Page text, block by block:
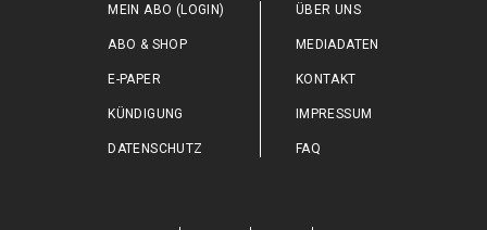
MEIN ABO (LOGIN)
ABO & SHOP
E-PAPER
KÜNDIGUNG
DATENSCHUTZ
ÜBER UNS
MEDIADATEN
KONTAKT
IMPRESSUM
FAQ